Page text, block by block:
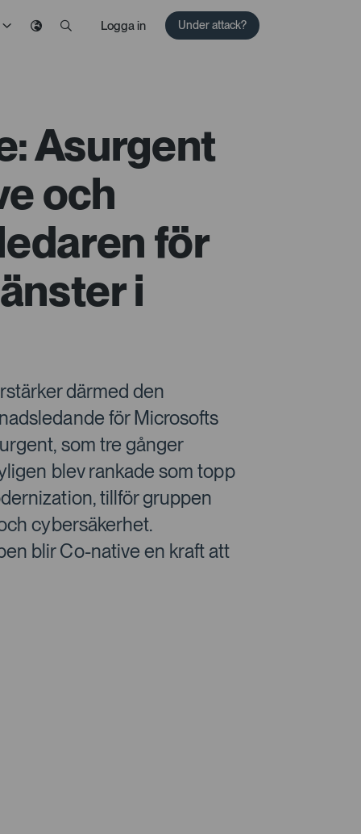
Logga in Under attack?
Asurgent
och
för
i
därmed den
för Microsofts
som tre gånger
blev rankade som topp
tillför gruppen
cybersäkerhet.
blir Co-native en kraft att